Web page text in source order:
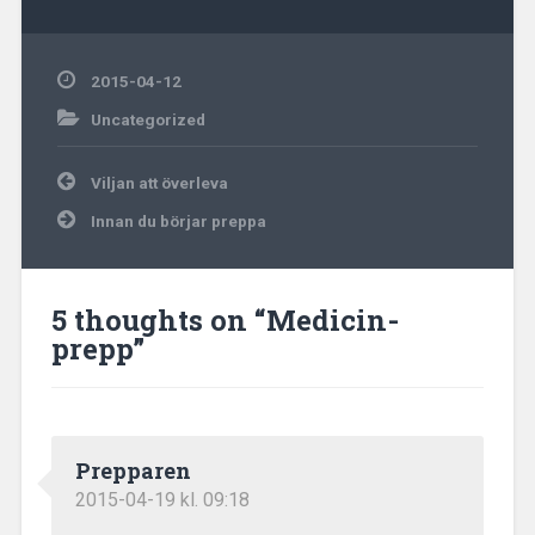
2015-04-12
Uncategorized
Inläggsnavigering
Viljan att överleva
Innan du börjar preppa
5 thoughts on “Medicin-
prepp”
Prepparen
2015-04-19 kl. 09:18